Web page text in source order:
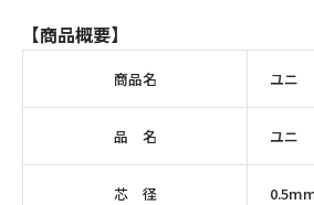
【商品概要】
商品名 ユニ
品 名 ユニ
芯 径